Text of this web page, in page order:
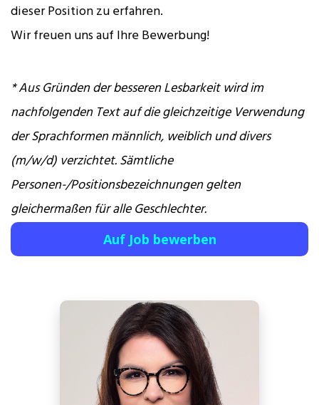
dieser Position zu erfahren.
Wir freuen uns auf Ihre Bewerbung!
* Aus Gründen der besseren Lesbarkeit wird im
nachfolgenden Text auf die gleichzeitige Verwendung
der Sprachformen männlich, weiblich und divers
(m/w/d) verzichtet. Sämtliche
Personen-/Positionsbezeichnungen gelten
gleichermaßen für alle Geschlechter.
Auf Job bewerben